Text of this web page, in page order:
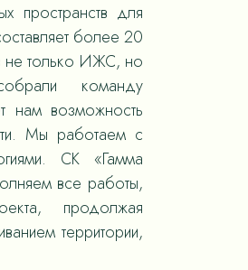
пространств для
более 20
не только ИЖС, но
команду
нам возможность
Мы работаем с
СК «Гамма
все работы,
продолжая
территории,